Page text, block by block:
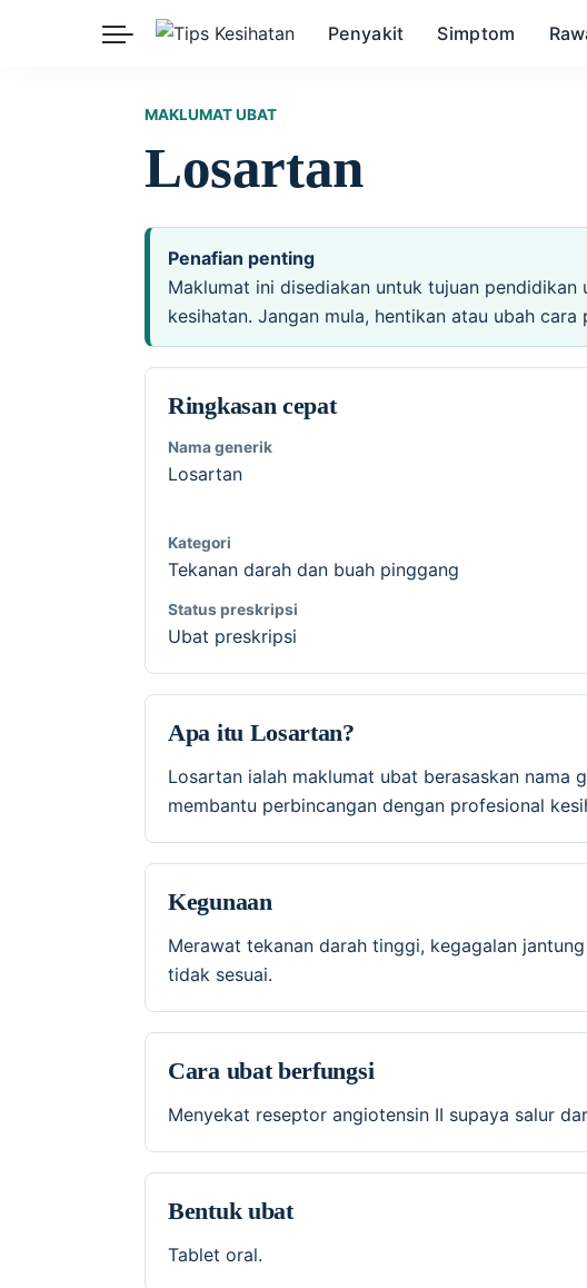
Penyakit Simptom
Herba
Keibubapaan
Kehamilan
Kesihatan Mental
Kesihatan Awam
Kesihatan Digital
Sains Sukan
MAKLUMAT UBAT
Losartan
Penafian penting
Maklumat ini disediakan untuk tujuan
kesihatan. Jangan mula, hentikan atau ubah
Ringkasan cepat
Nama generik
Losartan
Kategori
Tekanan darah dan buah pinggang
Status preskripsi
Ubat preskripsi
Apa itu Losartan?
Losartan ialah maklumat ubat berasaskan nama
membantu perbincangan dengan profesional
Kegunaan
Merawat tekanan darah tinggi, kegagalan
tidak sesuai.
Cara ubat berfungsi
Menyekat reseptor angiotensin II supaya salur
Bentuk ubat
Tablet oral.